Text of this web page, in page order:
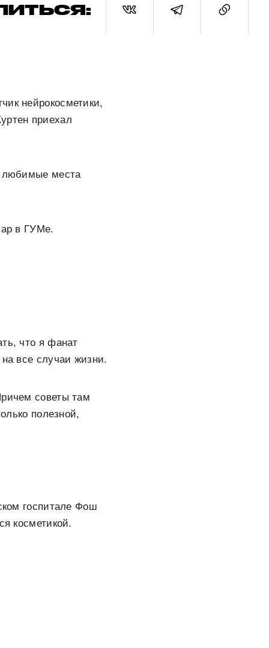
нейрокосметики,
приехал
любимые места
в ГУМе.
что я фанат
все случаи жизни.
советы там
полезной,
госпитале Фош
косметикой.